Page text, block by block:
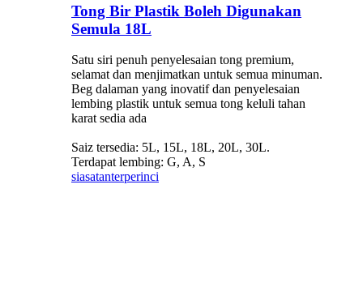
Tong Bir Plastik Boleh Digunakan
Semula 18L
Satu siri penuh penyelesaian tong premium,
selamat dan menjimatkan untuk semua minuman.
Beg dalaman yang inovatif dan penyelesaian
lembing plastik untuk semua tong keluli tahan
karat sedia ada
Saiz tersedia: 5L, 15L, 18L, 20L, 30L.
Terdapat lembing: G, A, S
siasatanterperinci